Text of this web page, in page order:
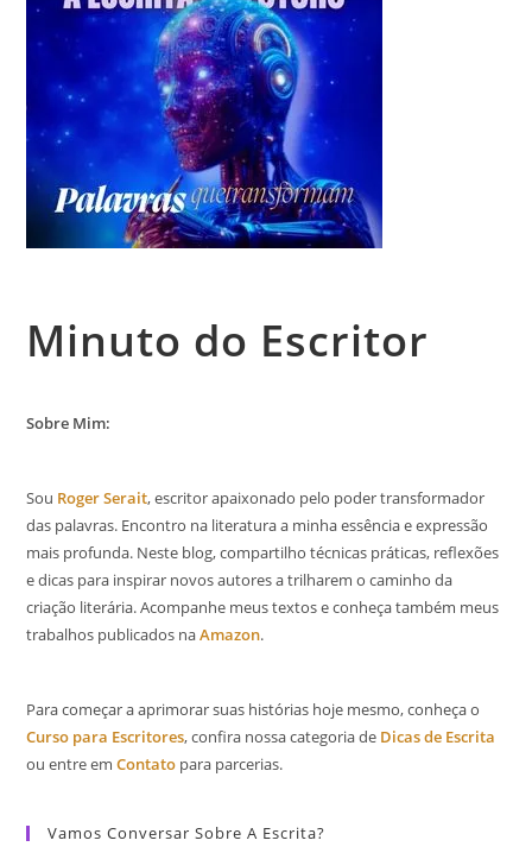
Minuto do Escritor
Sobre Mim:
Sou Roger Serait, escritor apaixonado pelo poder transformador
das palavras. Encontro na literatura a minha essência e expressão
mais profunda. Neste blog, compartilho técnicas práticas, reflexões
e dicas para inspirar novos autores a trilharem o caminho da
criação literária. Acompanhe meus textos e conheça também meus
trabalhos publicados naAmazon.
Para começar a aprimorar suas histórias hoje mesmo, conheça o
Curso para Escritores, confira nossa categoria de Dicas de Escrita
ou entre emContato para parcerias.
Vamos Conversar Sobre A Escrita?